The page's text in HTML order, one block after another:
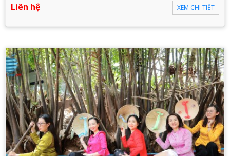
Liên hệ XEM CHI TIẾT